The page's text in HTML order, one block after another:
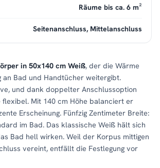
in 50x140 cm Weiß, der die Wärme
an Bad und Handtücher weitergibt.
und dank doppelter Anschlussoption
Mit 140 cm Höhe balanciert er
Erscheinung. Fünfzig Zentimeter Breite:
im Bad. Das klassische Weiß hält sich
Bad hell wirken. Weil der Korpus mittigen
vereint, entfällt die Festlegung vor
Räume bis ca. 6 m²
Seitenanschluss, Mittelanschluss